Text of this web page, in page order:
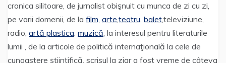
cronica silitoare, de jurnalist obişnuit cu munca de zi cu zi,
pe varii domenii, de la film, arte,teatru, balet,televiziune,
radio, artă plastica, muzică, la interesul pentru literaturile
lumii , de la articole de politică internaţională la cele de
cunoastere ştiinţifică, scrisul la ziar a fost vreme de câteva